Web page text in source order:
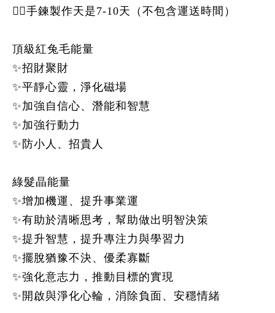
👉🏻手鍊製作天是7-10天（不包含運送時間）
頂級紅兔毛能量
✨招財聚財
✨平靜心靈，淨化磁場
✨加強自信心、潛能和智慧
✨加強行動力
✨防小人、招貴人
綠髮晶能量
✨增加機運、提升事業運
✨有助於清晰思考，幫助做出明智決策
✨提升智慧，提升專注力與學習力
✨擺脫猶豫不決、優柔寡斷
✨強化意志力，推動目標的實現
✨開啟與淨化心輪，消除負面、安穩情緒